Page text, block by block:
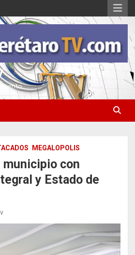
MEGALOPOLIS
municipio con
y Estado de